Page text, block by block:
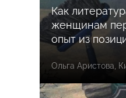
Как
женщинам
опыт из
Ольга Аристова